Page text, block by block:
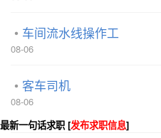
车间流水线操作工
08-06
客车司机
08-06
最新一句话求职 [发布求职信息]